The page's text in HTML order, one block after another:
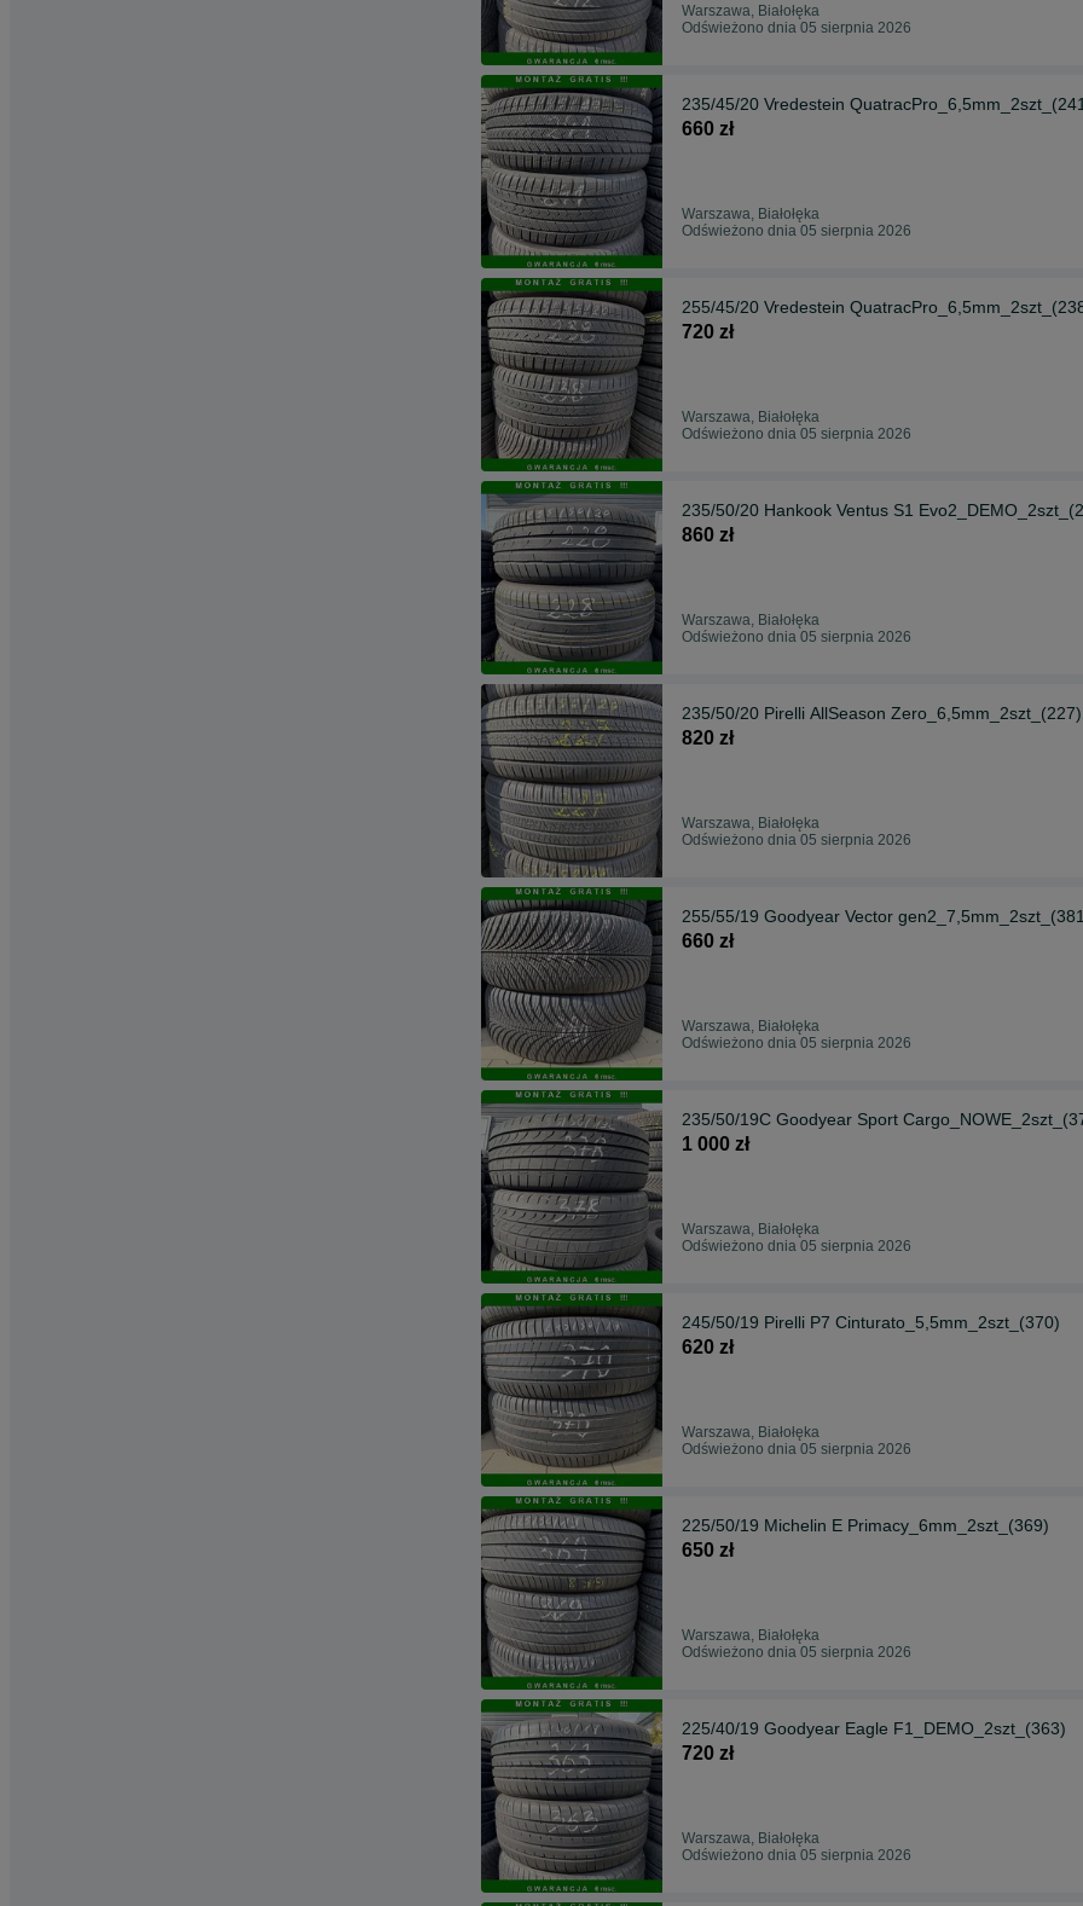
Warszawa, Białołęka
Odświeżono dnia 05 sierpnia 2026
235/45/20 Vredestein
660 zł
Warszawa, Białołęka
Odświeżono dnia 05 sierpnia 2026
255/45/20 Vredestein
720 zł
Warszawa, Białołęka
Odświeżono dnia 05 sierpnia 2026
235/50/20 Hankook Ventus S1
860 zł
Warszawa, Białołęka
Odświeżono dnia 05 sierpnia 2026
235/50/20 Pirelli AllSeason Zero_6,5mm_2szt_(227)
820 zł
Warszawa, Białołęka
Odświeżono dnia 05 sierpnia 2026
255/55/19 Goodyear Vector
660 zł
Warszawa, Białołęka
Odświeżono dnia 05 sierpnia 2026
235/50/19C Goodyear Sport
1 000 zł
Warszawa, Białołęka
Odświeżono dnia 05 sierpnia 2026
245/50/19 Pirelli P7 Cinturato_5,5mm_2szt_(370)
620 zł
Warszawa, Białołęka
Odświeżono dnia 05 sierpnia 2026
225/50/19 Michelin E Primacy_6mm_2szt_(369)
650 zł
Warszawa, Białołęka
Odświeżono dnia 05 sierpnia 2026
225/40/19 Goodyear Eagle F1_DEMO_2szt_(363)
720 zł
Warszawa, Białołęka
Odświeżono dnia 05 sierpnia 2026